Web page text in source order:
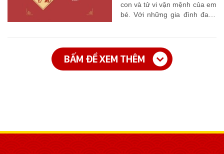
con và tử vi vận mệnh của em
bé. Với những gia đình đang
bố mẹ tuổi gì? Con sinh năm
này hợp mệnh gì? Màu gì?
BẤM ĐỂ XEM THÊM